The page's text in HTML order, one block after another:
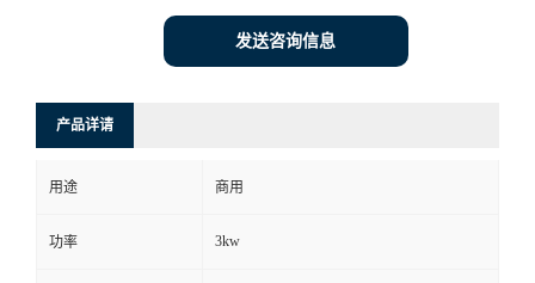
发送咨询信息
产品详请
用途 商用
功率 3kw